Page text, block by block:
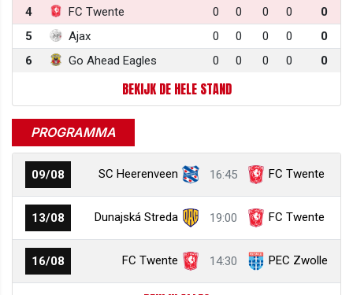
4
FC Twente 0 0 0 0
0
5
Ajax 0 0 0 0
0
6
Go Ahead Eagles 0 0 0 0 0
BEKIJK DE HELE STAND
PROGRAMMA
09/08 SC Heerenveen 16:45 FC Twente
13/08 Dunajská Streda 19:00 FC Twente
16/08 FC Twente 14:30 PEC Zwolle